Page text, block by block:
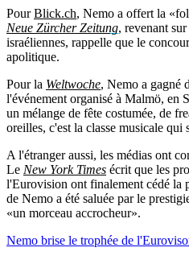
PourBlick.ch, Nemo a offert la
Neue Zürcher Zeitung, revenant
israéliennes, rappelle que le
apolitique.
Pour la Weltwoche, Nemo a gagné
l'événement organisé à Malmö, en
un mélange de fête costumée, de
oreilles, c'est la classe musicale qui
A l'étranger aussi, les médias ont
Le New York Times écrit que les
l'Eurovision ont finalement cédé la
de Nemo a été saluée par le
«un morceau accrocheur».
Nemo brise le trophée de